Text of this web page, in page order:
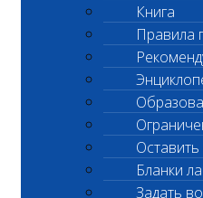
Книга
Правила
Бланки
Задать